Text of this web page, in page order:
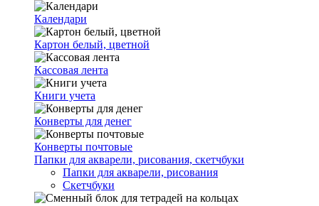
Календари
Картон белый, цветной
Кассовая лента
Книги учета
Конверты для денег
Конверты почтовые
Папки для акварели, рисования, скетчбуки
Папки для акварели, рисования
Скетчбуки